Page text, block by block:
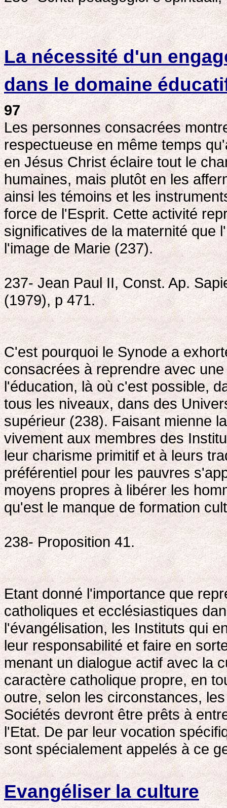
La nécessité d'un
dans le domaine
97
Les personnes consacrées
respectueuse en même temps
en Jésus Christ éclaire tout le
humaines, mais plutôt en les
ainsi les témoins et les
force de l'Esprit. Cette activité
significatives de la maternité que
l'image de Marie (237).
237- Jean Paul II, Const. Ap.
(1979), p 471.
C'est pourquoi le Synode a
consacrées à reprendre avec
l'éducation, là où c'est possible,
tous les niveaux, dans des
supérieur (238). Faisant mienne
vivement aux membres des
leur charisme primitif et à leurs
préférentiel pour les pauvres
moyens propres à libérer les
qu'est le manque de formation
238- Proposition 41.
Etant donné l'importance que
catholiques et ecclésiastiques
l'évangélisation, les Instituts qui
leur responsabilité et faire en
menant un dialogue actif avec la
caractère catholique propre, en
outre, selon les circonstances,
Sociétés devront être prêts à
l'Etat. De par leur vocation
sont spécialement appelés à ce
Evangéliser la culture